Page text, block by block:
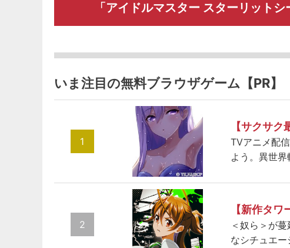
「アイドルマスター スターリット
いま注目の無料ブラウザゲーム【PR】
1
【サクサク
TVアニメ配
よう。異世界
2
【新作タワ
＜奴ら＞が
なシチュエー